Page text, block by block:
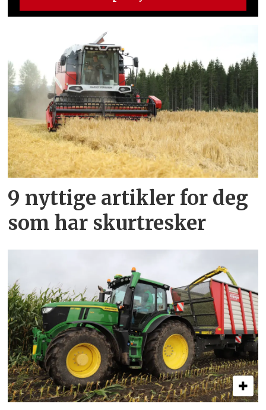
9 nyttige artikler for deg
som har skurtresker